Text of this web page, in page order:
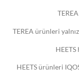
TEREA ürünleri
HEETS ürünleri